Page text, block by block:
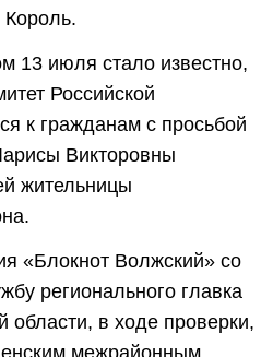
13 июля стало известно,
Российской
к гражданам с просьбой
Викторовны
жительницы
«Блокнот Волжский» со
регионального главка
области, в ходе проверки,